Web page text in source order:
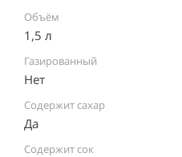
Объём
1,5 л
Газированный
Нет
Содержит сахар
Да
Содержит сок